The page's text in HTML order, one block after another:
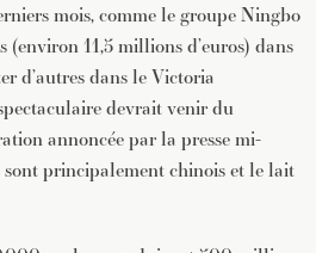
mois, comme le groupe Ningbo
11,5 millions d’euros) dans
d’autres dans le Victoria
devrait venir du
annoncée par la presse mi-
principalement chinois et le lait